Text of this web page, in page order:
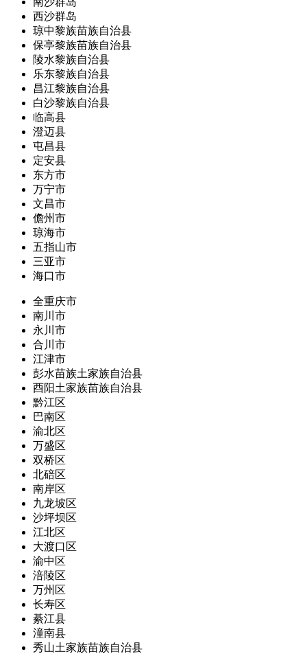
西沙群岛
琼中黎族苗族自治县
保亭黎族苗族自治县
陵水黎族自治县
乐东黎族自治县
昌江黎族自治县
白沙黎族自治县
临高县
澄迈县
屯昌县
定安县
东方市
万宁市
文昌市
儋州市
琼海市
五指山市
三亚市
海口市
全重庆市
南川市
永川市
合川市
江津市
彭水苗族土家族自治县
酉阳土家族苗族自治县
黔江区
巴南区
渝北区
万盛区
双桥区
北碚区
南岸区
九龙坡区
沙坪坝区
江北区
大渡口区
渝中区
涪陵区
万州区
长寿区
綦江县
潼南县
秀山土家族苗族自治县